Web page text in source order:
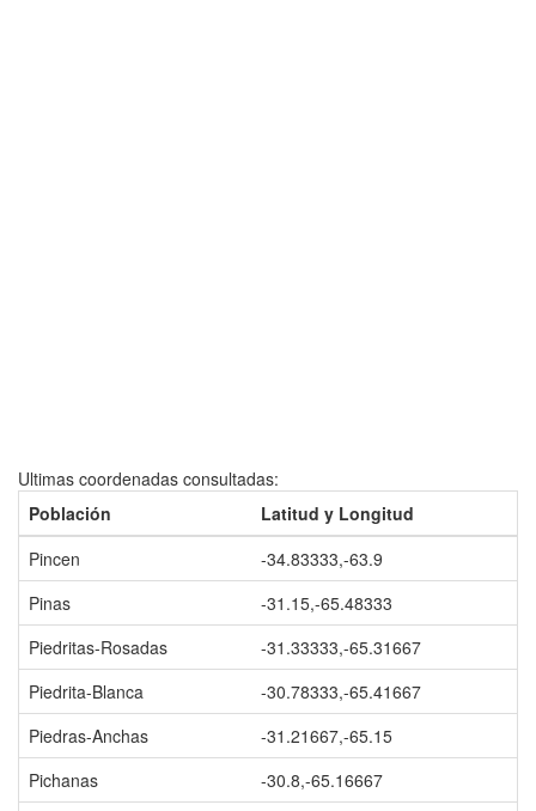
Ultimas coordenadas consultadas:
Población
Latitud y Longitud
Pincen
-34.83333,-63.9
Pinas
-31.15,-65.48333
Piedritas-Rosadas
-31.33333,-65.31667
Piedrita-Blanca
-30.78333,-65.41667
Piedras-Anchas
-31.21667,-65.15
Pichanas
-30.8,-65.16667